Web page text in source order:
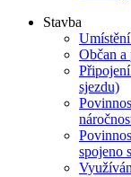
Stavba
Občan a
sjezdu)
spojeno